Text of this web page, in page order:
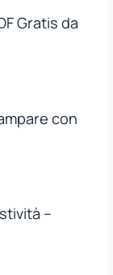
Gratis da
con
–